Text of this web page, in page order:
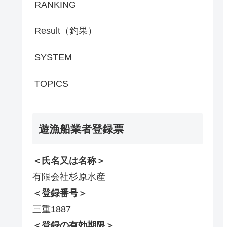
RANKING
Result（釣果）
SYSTEM
TOPICS
遊漁船業者登録票
＜氏名又は名称＞
有限会社杉原水産
＜登録番号＞
三重1887